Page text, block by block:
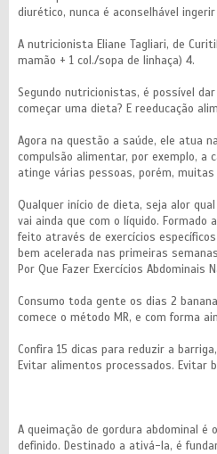
diurético, nunca é aconselhável
A nutricionista Eliane Tagliari, de
mamão + 1 col./sopa de linhaça) 4.
Segundo nutricionistas, é possível
começar uma dieta? E reeducação
Agora na questão a saúde, ele atua
compulsão alimentar, por exemplo, a
atinge várias pessoas, porém,
Qualquer início de dieta, seja alor
vai ainda que com o líquido.
feito através de exercícios específicos
bem acelerada nas primeiras
Por Que Fazer Exercícios Abdominais
Consumo toda gente os dias 2
comece o método MR, e com forma
Confira 15 dicas para reduzir a
Evitar alimentos processados. Evitar
A queimação de gordura abdominal é
definido. Destinado a ativá-la, é